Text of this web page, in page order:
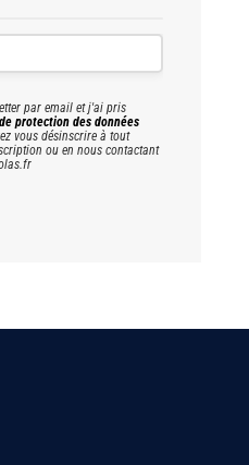
par email et j'ai pris
protection des données
vous désinscrire à tout
ou en nous contactant